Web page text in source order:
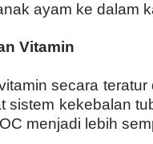
ayam ke dalam
Vitamin
secara
sistem kekebalan
menjadi lebih